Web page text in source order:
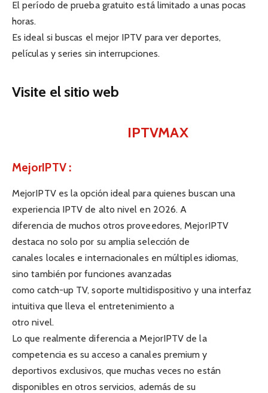
El período de prueba gratuito está limitado a unas pocas
horas.
Es ideal si buscas el mejor IPTV para ver deportes,
películas y series sin interrupciones.
Visite el sitio web
IPTVMAX
MejorIPTV :
MejorIPTV es la opción ideal para quienes buscan una
experiencia IPTV de alto nivel en 2026. A
diferencia de muchos otros proveedores, MejorIPTV
destaca no solo por su amplia selección de
canales locales e internacionales en múltiples idiomas,
sino también por funciones avanzadas
como catch-up TV, soporte multidispositivo y una interfaz
intuitiva que lleva el entretenimiento a
otro nivel.
Lo que realmente diferencia a MejorIPTV de la
competencia es su acceso a canales premium y
deportivos exclusivos, que muchas veces no están
disponibles en otros servicios, además de su